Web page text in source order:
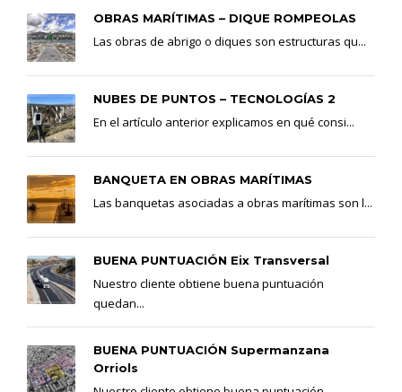
OBRAS MARÍTIMAS – DIQUE ROMPEOLAS
Las obras de abrigo o diques son estructuras qu...
NUBES DE PUNTOS – TECNOLOGÍAS 2
En el artículo anterior explicamos en qué consi...
BANQUETA EN OBRAS MARÍTIMAS
Las banquetas asociadas a obras marítimas son l...
BUENA PUNTUACIÓN Eix Transversal
Nuestro cliente obtiene buena puntuación
quedan...
BUENA PUNTUACIÓN Supermanzana
Orriols